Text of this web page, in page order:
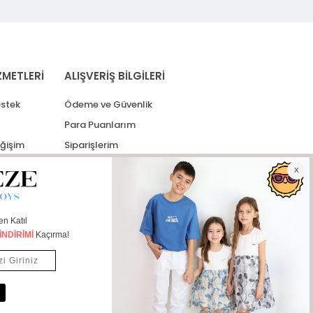
ALIŞVERİŞ BİLGİLERİ
Ödeme ve Güvenlik
Para Puanlarım
Siparişlerim